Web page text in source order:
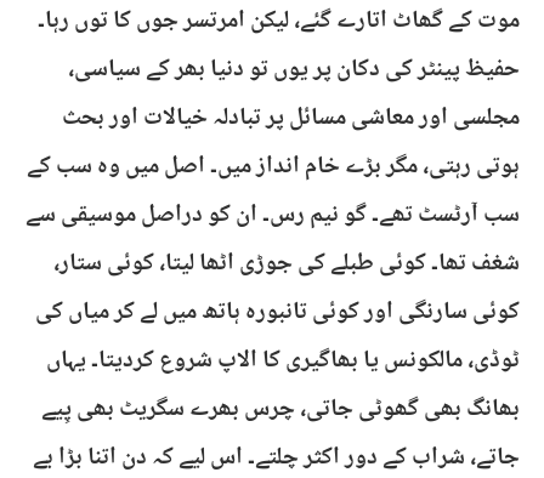
موت کے گھاٹ اتارے گئے، لیکن امرتسر جوں کا توں رہا۔
حفیظ پینٹر کی دکان پر یوں تو دنیا بھر کے سیاسی،
مجلسی اور معاشی مسائل پر تبادلہ خیالات اور بحث
ہوتی رہتی، مگر بڑے خام انداز میں۔ اصل میں وہ سب کے
سب آرٹسٹ تھے۔ گو نیم رس۔ ان کو دراصل موسیقی سے
شغف تھا۔ کوئی طبلے کی جوڑی اٹھا لیتا، کوئی ستار،
کوئی سارنگی اور کوئی تانبورہ ہاتھ میں لے کر میاں کی
ٹوڈی، مالکونس یا بھاگیری کا الاپ شروع کردیتا۔ یہاں
بھانگ بھی گھوٹی جاتی، چرس بھرے سگریٹ بھی پِیے
جاتے، شراب کے دور اکثر چلتے۔ اس لیے کہ دن اتنا بڑا بے